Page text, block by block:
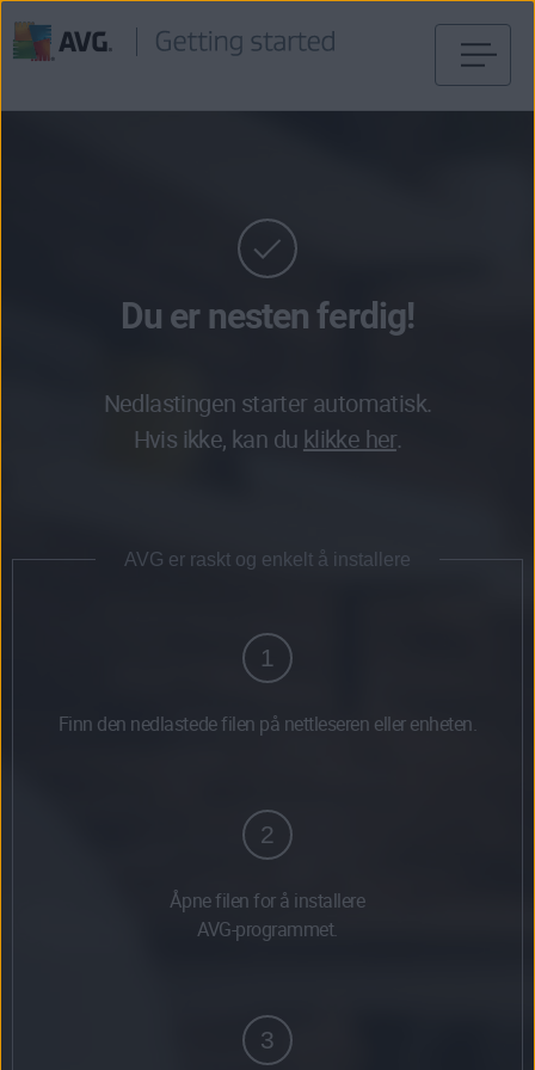
Du er nesten ferdig!
Nedlastingen starter automatisk.
Hvis ikke, kan du klikke her.
AVG er raskt og enkelt å installere
1
Finn den nedlastede filen på nettleseren eller enheten.
2
Åpne filen for å installere
AVG-programmet.
3